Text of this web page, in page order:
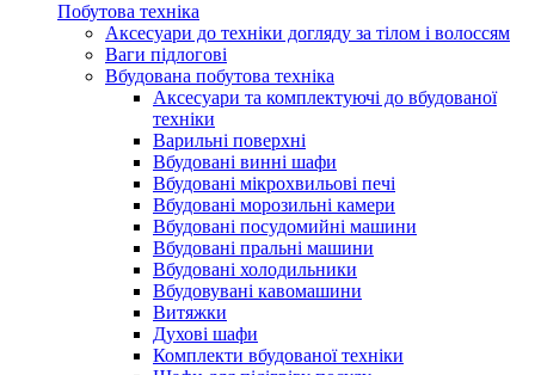
Побутова техніка
Аксесуари до техніки догляду за тілом і волоссям
Ваги підлогові
Вбудована побутова техніка
Аксесуари та комплектуючі до вбудованої
техніки
Варильні поверхні
Вбудовані винні шафи
Вбудовані мікрохвильові печі
Вбудовані морозильні камери
Вбудовані посудомийні машини
Вбудовані пральні машини
Вбудовані холодильники
Вбудовувані кавомашини
Витяжки
Духові шафи
Комплекти вбудованої техніки